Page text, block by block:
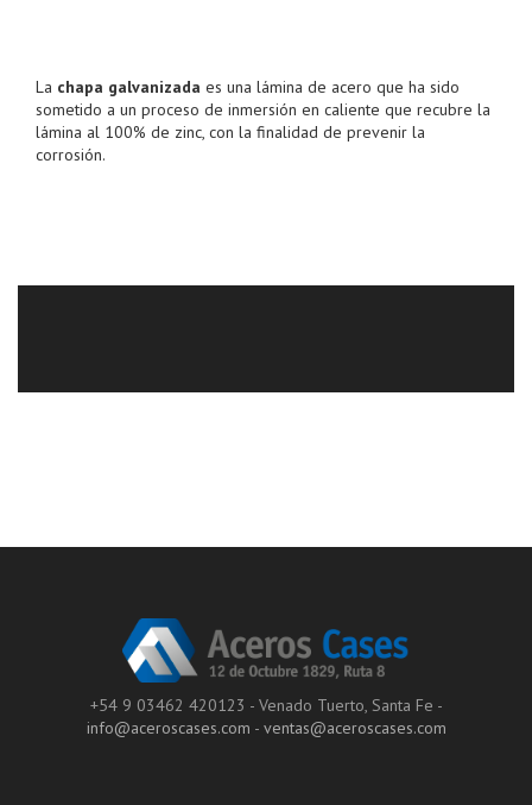
La chapa galvanizada es una lámina de acero que ha sido
sometido a un proceso de inmersión en caliente que recubre la
lámina al 100% de zinc, con la finalidad de prevenir la
corrosión.
+54 9 03462 420123 - Venado Tuerto, Santa Fe -
info@aceroscases.com - ventas@aceroscases.com